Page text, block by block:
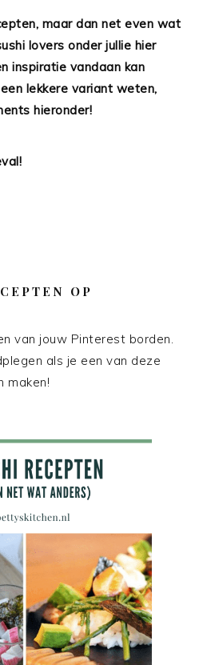
maar dan net even wat
lovers onder jullie hier
inspiratie vandaan kan
lekkere variant weten,
hieronder!
OP
van jouw Pinterest borden.
als je een van deze
maken!